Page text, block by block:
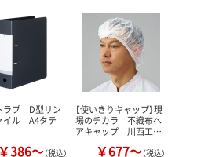
へ カゴへ
ラブ D型リン
イル A4タテ
￥386～（税込）
【使いきりキャップ】現
場のチカラ 不織布ヘ
アキャップ 川西工…
￥677～（税込）